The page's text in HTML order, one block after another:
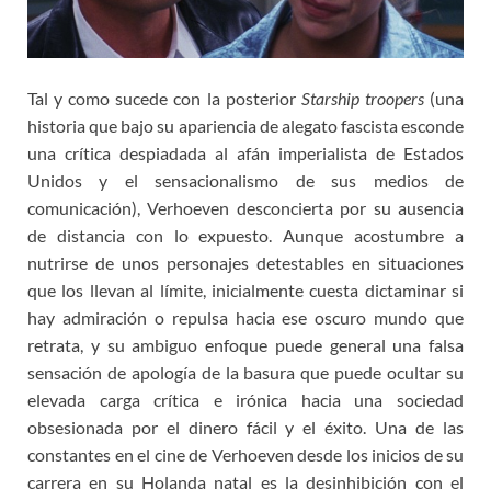
Tal y como sucede con la posterior Starship troopers(una
historia que bajo su apariencia de alegato fascista esconde
una crítica despiadada al afán imperialista de Estados
Unidos y el sensacionalismo de sus medios de
comunicación), Verhoeven desconcierta por su ausencia
de distancia con lo expuesto. Aunque acostumbre a
nutrirse de unos personajes detestables en situaciones
que los llevan al límite, inicialmente cuesta dictaminar si
hay admiración o repulsa hacia ese oscuro mundo que
retrata, y su ambiguo enfoque puede general una falsa
sensación de apología de la basura que puede ocultar su
elevada carga crítica e irónica hacia una sociedad
obsesionada por el dinero fácil y el éxito. Una de las
constantes en el cine de Verhoeven desde los inicios de su
carrera en su Holanda natal es la desinhibición con el